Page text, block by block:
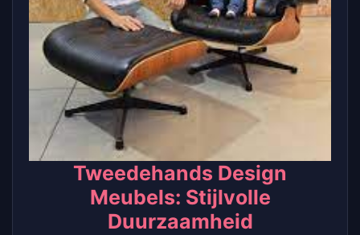
Tweedehands Design
Meubels: Stijlvolle
Duurzaamheid